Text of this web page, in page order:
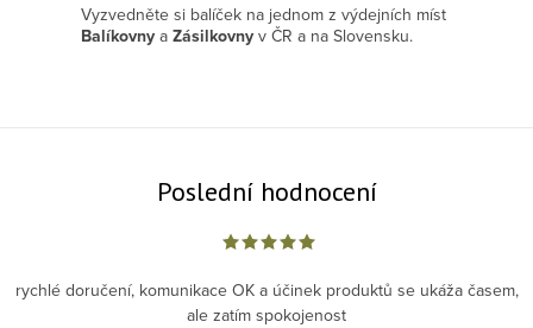
Vyzvedněte si balíček na jednom z výdejních míst
Balíkovny a Zásilkovny v ČR a na Slovensku.
Poslední hodnocení
rychlé doručení, komunikace OK a účinek produktů se ukáža časem,
ale zatím spokojenost